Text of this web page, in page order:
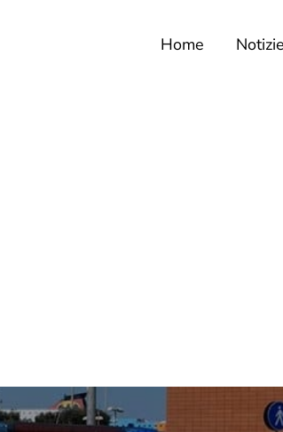
Home Notizie